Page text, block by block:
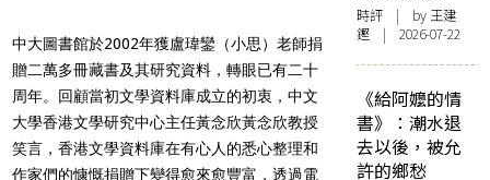
中大圖書館於2002年獲盧瑋鑾（小思）老師捐
贈二萬多冊藏書及其研究資料，轉眼已有二十
周年。回顧當初文學資料庫成立的初衷，中文
大學香港文學研究中心主任黃念欣黃念欣教授
笑言，香港文學資料庫在有心人的悉心整理和
作家們的慷慨捐贈下變得愈來愈豐富，透過電
時評 | by 王建
鏗 | 2026-07-22
《給阿嬤的情
書》：潮水退
去以後，被允
許的鄉愁